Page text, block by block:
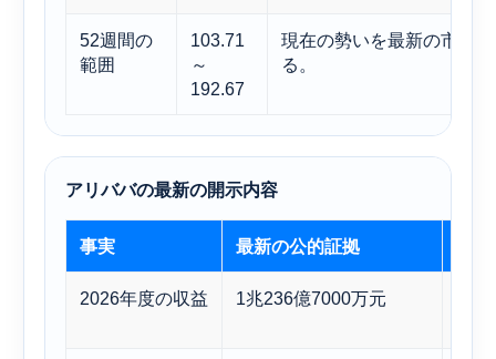
52週間の
範囲
103.71
～
192.67
現在の勢いを最新の市場
る。
アリババの最新の開示内容
事実 最新の公的証拠
2026年度の収益 1兆236億7000万元